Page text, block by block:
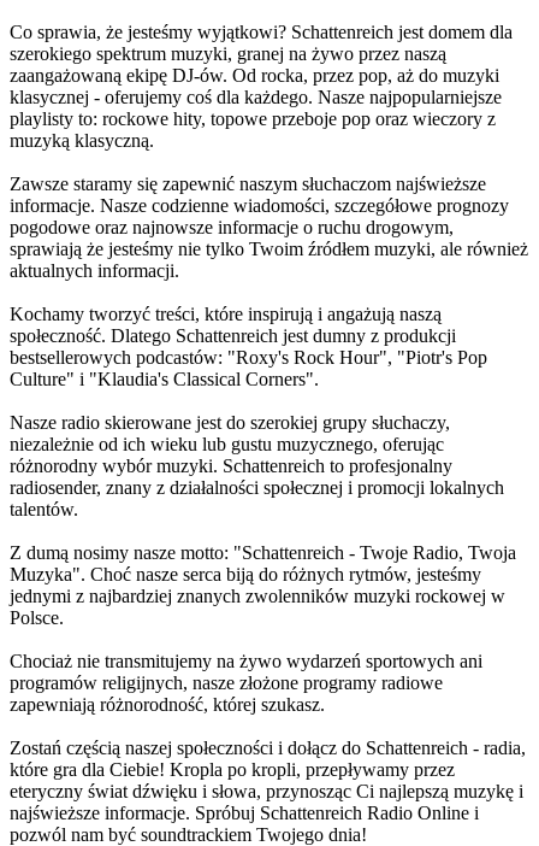
Co sprawia, że jesteśmy wyjątkowi? Schattenreich jest domem dla
szerokiego spektrum muzyki, granej na żywo przez naszą
zaangażowaną ekipę DJ-ów. Od rocka, przez pop, aż do muzyki
klasycznej - oferujemy coś dla każdego. Nasze najpopularniejsze
playlisty to: rockowe hity, topowe przeboje pop oraz wieczory z
muzyką klasyczną.
Zawsze staramy się zapewnić naszym słuchaczom najświeższe
informacje. Nasze codzienne wiadomości, szczegółowe prognozy
pogodowe oraz najnowsze informacje o ruchu drogowym,
sprawiają że jesteśmy nie tylko Twoim źródłem muzyki, ale również
aktualnych informacji.
Kochamy tworzyć treści, które inspirują i angażują naszą
społeczność. Dlatego Schattenreich jest dumny z produkcji
bestsellerowych podcastów: "Roxy's Rock Hour", "Piotr's Pop
Culture" i "Klaudia's Classical Corners".
Nasze radio skierowane jest do szerokiej grupy słuchaczy,
niezależnie od ich wieku lub gustu muzycznego, oferując
różnorodny wybór muzyki. Schattenreich to profesjonalny
radiosender, znany z działalności społecznej i promocji lokalnych
talentów.
Z dumą nosimy nasze motto: "Schattenreich - Twoje Radio, Twoja
Muzyka". Choć nasze serca biją do różnych rytmów, jesteśmy
jednymi z najbardziej znanych zwolenników muzyki rockowej w
Polsce.
Chociaż nie transmitujemy na żywo wydarzeń sportowych ani
programów religijnych, nasze złożone programy radiowe
zapewniają różnorodność, której szukasz.
Zostań częścią naszej społeczności i dołącz do Schattenreich - radia,
które gra dla Ciebie! Kropla po kropli, przepływamy przez
eteryczny świat dźwięku i słowa, przynosząc Ci najlepszą muzykę i
najświeższe informacje. Spróbuj Schattenreich Radio Online i
pozwól nam być soundtrackiem Twojego dnia!